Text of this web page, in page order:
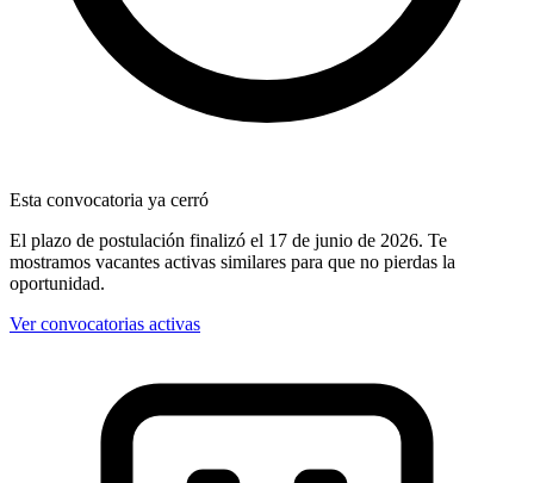
Esta convocatoria ya cerró
El plazo de postulación finalizó el 17 de junio de 2026. Te
mostramos vacantes activas similares para que no pierdas la
oportunidad.
Ver convocatorias activas